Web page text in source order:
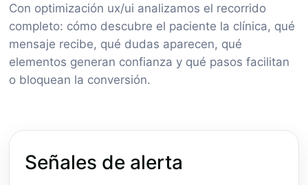
Con optimización ux/ui analizamos el recorrido
completo: cómo descubre el paciente la clínica, qué
mensaje recibe, qué dudas aparecen, qué
elementos generan confianza y qué pasos facilitan
o bloquean la conversión.
Señales de alerta